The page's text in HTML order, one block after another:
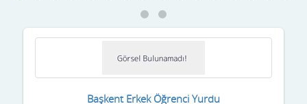
GümüşhaneBaşkent Erkek Öğrenci Yurdu